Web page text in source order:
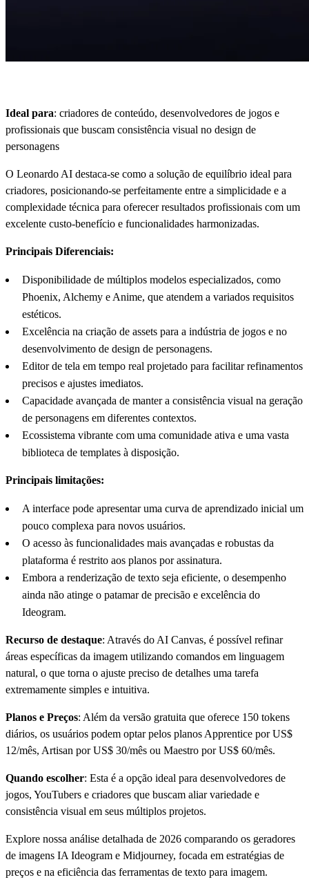
Ideal para: criadores de conteúdo, desenvolvedores de jogos e
profissionais que buscam consistência visual no design de
personagens
O Leonardo AI destaca-se como a solução de equilíbrio ideal para
criadores, posicionando-se perfeitamente entre a simplicidade e a
complexidade técnica para oferecer resultados profissionais com um
excelente custo-benefício e funcionalidades harmonizadas.
Principais Diferenciais:
Disponibilidade de múltiplos modelos especializados, como
Phoenix, Alchemy e Anime, que atendem a variados requisitos
estéticos.
Excelência na criação de assets para a indústria de jogos e no
desenvolvimento de design de personagens.
Editor de tela em tempo real projetado para facilitar refinamentos
precisos e ajustes imediatos.
Capacidade avançada de manter a consistência visual na geração
de personagens em diferentes contextos.
Ecossistema vibrante com uma comunidade ativa e uma vasta
biblioteca de templates à disposição.
Principais limitações:
A interface pode apresentar uma curva de aprendizado inicial um
pouco complexa para novos usuários.
O acesso às funcionalidades mais avançadas e robustas da
plataforma é restrito aos planos por assinatura.
Embora a renderização de texto seja eficiente, o desempenho
ainda não atinge o patamar de precisão e excelência do
Ideogram.
Recurso de destaque: Através do AI Canvas, é possível refinar
áreas específicas da imagem utilizando comandos em linguagem
natural, o que torna o ajuste preciso de detalhes uma tarefa
extremamente simples e intuitiva.
Planos e Preços: Além da versão gratuita que oferece 150 tokens
diários, os usuários podem optar pelos planos Apprentice por US$
12/mês, Artisan por US$ 30/mês ou Maestro por US$ 60/mês.
Quando escolher: Esta é a opção ideal para desenvolvedores de
jogos, YouTubers e criadores que buscam aliar variedade e
consistência visual em seus múltiplos projetos.
Explore nossa análise detalhada de 2026 comparando os geradores
de imagens IA Ideogram e Midjourney, focada em estratégias de
preços e na eficiência das ferramentas de texto para imagem.